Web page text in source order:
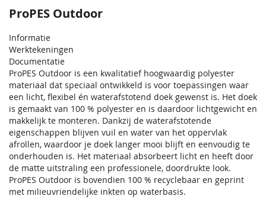
ProPES Outdoor
Informatie
Werktekeningen
Documentatie
ProPES Outdoor is een kwalitatief hoogwaardig polyester
materiaal dat speciaal ontwikkeld is voor toepassingen waar
een licht, flexibel én waterafstotend doek gewenst is. Het doek
is gemaakt van 100 % polyester en is daardoor lichtgewicht en
makkelijk te monteren. Dankzij de waterafstotende
eigenschappen blijven vuil en water van het oppervlak
afrollen, waardoor je doek langer mooi blijft en eenvoudig te
onderhouden is. Het materiaal absorbeert licht en heeft door
de matte uitstraling een professionele, doordrukte look.
ProPES Outdoor is bovendien 100 % recyclebaar en geprint
met milieuvriendelijke inkten op waterbasis.